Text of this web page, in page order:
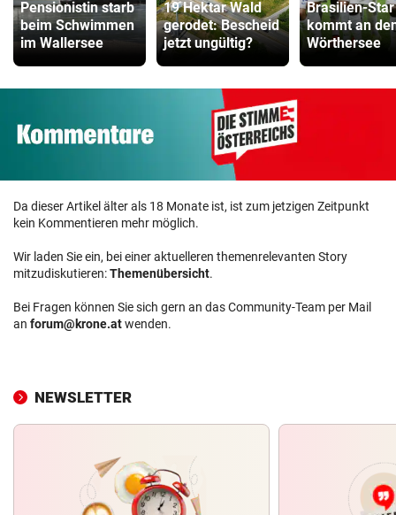
Pensionistin starb
beim Schwimmen
im Wallersee
19 Hektar Wald
gerodet: Bescheid
jetzt ungültig?
Brasilien-Star
kommt an
Wörthersee
Da dieser Artikel älter als 18 Monate ist, ist zum jetzigen Zeitpunkt
kein Kommentieren mehr möglich.
Wir laden Sie ein, bei einer aktuelleren themenrelevanten Story
mitzudiskutieren:Themenübersicht.
Bei Fragen können Sie sich gern an das Community-Team per Mail
an forum@krone.atwenden.
NEWSLETTER